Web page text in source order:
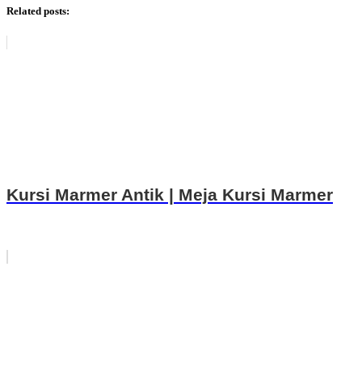
Related posts:
Kursi Marmer Antik | Meja Kursi Marmer